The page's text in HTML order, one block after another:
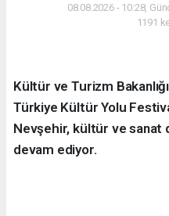
08.08.2026 - 10:28,
1191
Kültür ve Turizm
Türkiye Kültür Yolu
Nevşehir, kültür ve sanat
devam ediyor.